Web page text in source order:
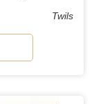
Twils